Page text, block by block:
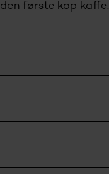
første kop kaffe.